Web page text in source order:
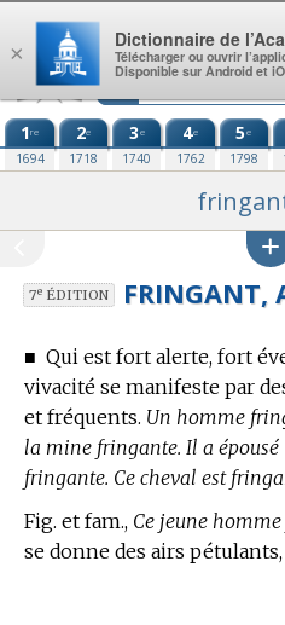
Aller au contenu
1re
1694
2e
1718
3e
1740
4e
1762
5e
1798
7eÉDITION FRINGANT,
■ Qui est fort alerte, fort
vivacité se manifeste par
et fréquents. Un homme
la mine fringante. Il a
fringante. Ce cheval est
Fig. et fam., Ce jeune
se donne des airs
×
Dictionnaire de
Télécharger ou ouvrir
Disponible sur Android et